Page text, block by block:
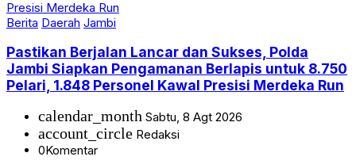
Berita Daerah Jambi
Pastikan Berjalan Lancar dan Sukses, Polda
Jambi Siapkan Pengamanan Berlapis untuk 8.750
Pelari, 1.848 Personel Kawal Presisi Merdeka Run
calendar_month Sabtu, 8 Agt 2026
account_circle Redaksi
0Komentar